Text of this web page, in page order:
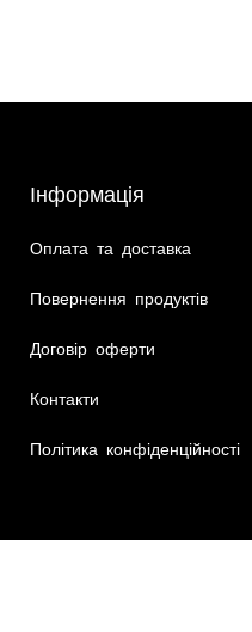
Інформація
Оплата та доставка
Повернення продуктів
Договір оферти
Контакти
Політика конфіденційності